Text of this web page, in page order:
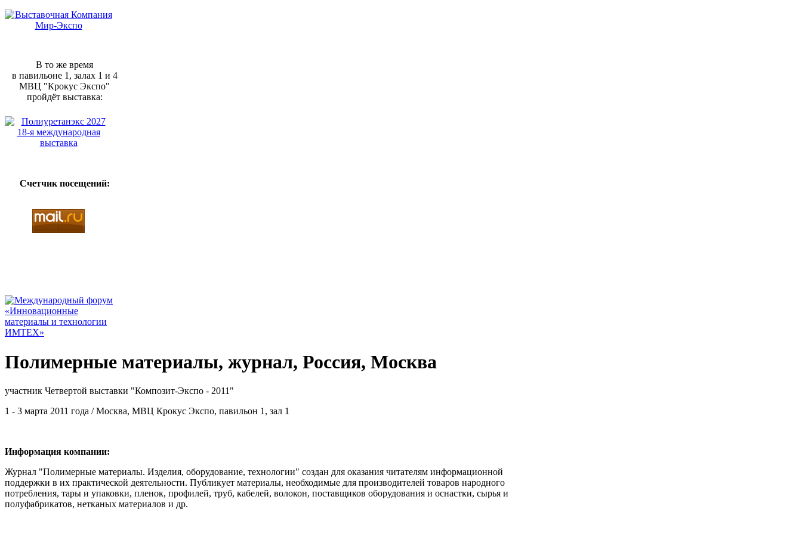
В то же время
в павильоне 1, залах 1 и 4
МВЦ "Крокус Экспо"
пройдёт выставка:
Счетчик посещений:
Полимерные материалы, журнал, Россия, Москва
участник Четвертой выставки "Композит-Экспо - 2011"
1 - 3 марта 2011 года / Москва, МВЦ Крокус Экспо, павильон 1, зал 1
Информация компании:
Журнал "Полимерные материалы. Изделия, оборудование, технологии" создан для оказания читателям информационной
поддержки в их практической деятельности. Публикует материалы, необходимые для производителей товаров народного
потребления, тары и упаковки, пленок, профилей, труб, кабелей, волокон, поставщиков оборудования и оснастки, сырья и
полуфабрикатов, нетканых материалов и др.